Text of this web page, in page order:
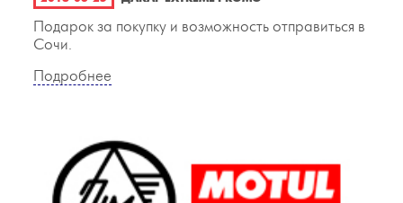
Подарок за покупку и возможность отправиться в
Сочи.
Подробнее